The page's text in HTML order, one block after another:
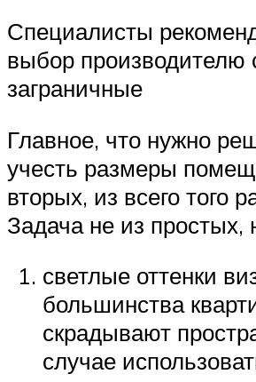
Специалисты
выбор производителю
заграничные
Главное, что нужно
учесть размеры
вторых, из всего того
Задача не из простых,
светлые оттенки
большинства
скрадывают
случае